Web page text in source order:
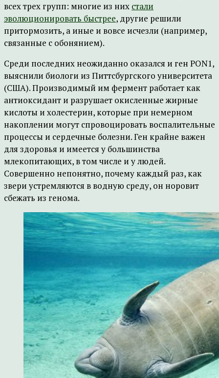
всех трех групп: многие из них стали
эволюционировать быстрее, другие решили
притормозить, а иные и вовсе исчезли (например,
связанные с обонянием).
Среди последних неожиданно оказался и ген PON1,
выяснили биологи из Питтсбургского университета
(США). Производимый им фермент работает как
антиоксидант и разрушает окисленные жирные
кислоты и холестерин, которые при немерном
накоплении могут спровоцировать воспалительные
процессы и сердечные болезни. Ген крайне важен
для здоровья и имеется у большинства
млекопитающих, в том числе и у людей.
Совершенно непонятно, почему каждый раз, как
звери устремляются в водную среду, он норовит
сбежать из генома.